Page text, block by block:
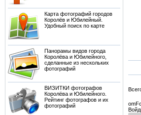
Карта фотографий городов
Королёв и Юбилейный.
Удобный поиск по карте
Панорамы видов города
Королёва и Юбилейного,
сделанные из нескольких
фотографий
ВИЗИТКИ фотографов
Королёва и Юбилейного.
Рейтинг фотографов и их
фотографий